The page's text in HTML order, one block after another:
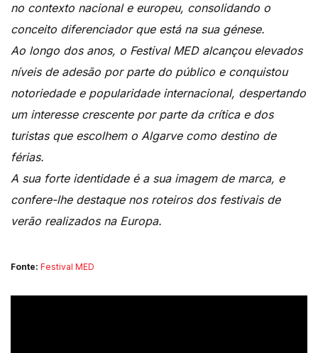
no contexto nacional e europeu, consolidando o
conceito diferenciador que está na sua génese.
Ao longo dos anos, o Festival MED alcançou elevados
níveis de adesão por parte do público e conquistou
notoriedade e popularidade internacional, despertando
um interesse crescente por parte da crítica e dos
turistas que escolhem o Algarve como destino de
férias.
A sua forte identidade é a sua imagem de marca, e
confere-lhe destaque nos roteiros dos festivais de
verão realizados na Europa.
Fonte: Festival MED